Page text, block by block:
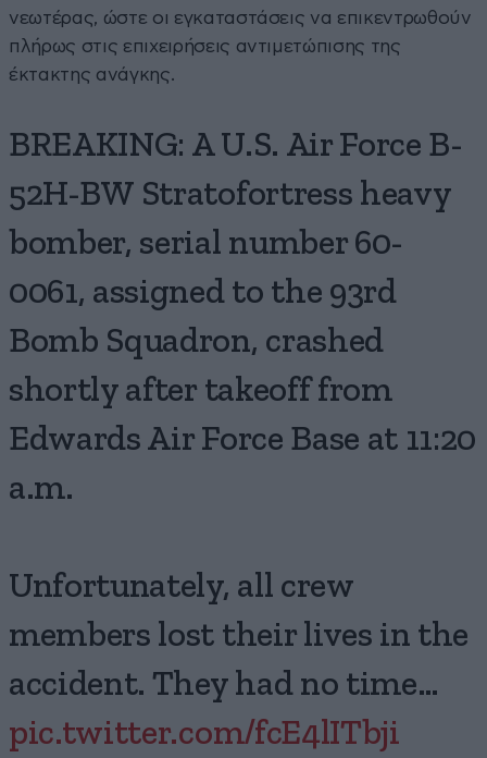
νεωτέρας, ώστε οι εγκαταστάσεις να επικεντρωθούν
πλήρως στις επιχειρήσεις αντιμετώπισης της
έκτακτης ανάγκης.
BREAKING: A U.S. Air Force B-
52H-BW Stratofortress heavy
bomber, serial number 60-
0061, assigned to the 93rd
Bomb Squadron, crashed
shortly after takeoff from
Edwards Air Force Base at 11:20
a.m.
Unfortunately, all crew
members lost their lives in the
accident. They had no time…
pic.twitter.com/fcE4lITbji